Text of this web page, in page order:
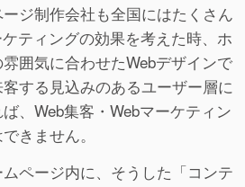
ジ制作会社も全国にはたくさん
ティングの効果を考えた時、ホ
囲気に合わせたWebデザインで
する見込みのあるユーザー層に
、Web集客・Webマーケティン
きません。
ページ内に、そうした「コンテ